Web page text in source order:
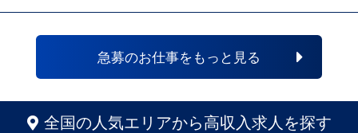
動画で木崎さんの熱量とストーリーを感じ
鉄南北線すすきの駅 ■横浜エリア：神奈川県
横浜市中区 ・京急線黄金町駅、日ノ出町駅 ・
市営地下鉄阪東橋駅、伊勢佐木長者町駅 ・JR
横浜線関内駅 ■土浦エリア：茨城県土浦市桜
町 ・JR常磐線土浦駅
急募のお仕事をもっと見る
全国の人気エリアから高収入求人を探す